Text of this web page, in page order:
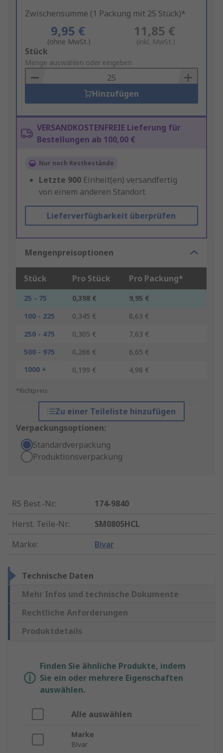
Zwischensumme (1 Packung mit 25 Stück)*
9,95 €
(ohne MwSt.)
11,85 €
(inkl. MwSt.)
Add
to
Basket
Stück
Menge auswählen oder eingeben
Hinzufügen
VERSANDKOSTENFREIE Lieferung für
Bestellungen ab 100,00 €
Nur noch Restbestände
Letzte 900 Einheit(en) versandfertig
von einem anderen Standort
Lieferverfügbarkeit überprüfen
Mengenpreisoptionen
Stück Pro Stück Pro Packung*
25 - 75 0,398 €
9,95 €
100 - 225
0,345 €
8,63 €
250 - 475
0,305 €
7,63 €
500 - 975
0,266 €
6,65 €
1000 +
0,199 € 4,98 €
*Richtpreis
Zu einer Teileliste hinzufügen
Verpackungsoptionen:
Standardverpackung
Produktionsverpackung
RS Best.-Nr.:
174-9840
Herst. Teile-Nr.:
SM0805HCL
Marke: Bivar
Technische Daten
Mehr Infos und technische Dokumente
Rechtliche Anforderungen
Produktdetails
Finden Sie ähnliche Produkte, indem
Sie ein oder mehrere Eigenschaften
auswählen.
Alle auswählen
Marke
Bivar